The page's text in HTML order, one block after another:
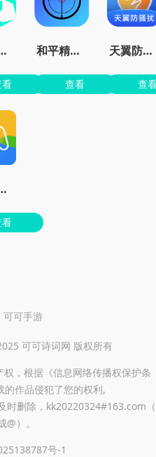
件库 和平精英准星大师免费版
查看
天翼防骚扰增强版
查
游戏
可可手游
可可诗词网 版权所有
，根据《信息网络传播权保护条
的作品侵犯了您的权利,
时删除，kk20220324#163.com
@）。
号-1